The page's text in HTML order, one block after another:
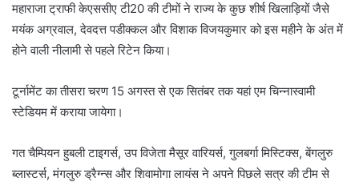
महाराजा ट्राफी केएससीए टी20 की टीमों ने राज्य के कुछ शीर्ष खिलाड़ियों जैसे
मयंक अग्रवाल, देवदत्त पडीक्कल और विशाक विजयकुमार को इस महीने के अंत में
होने वाली नीलामी से पहले रिटेन किया।
टूर्नामेंट का तीसरा चरण 15 अगस्त से एक सितंबर तक यहां एम चिन्नास्वामी
स्टेडियम में कराया जायेगा।
गत चैम्पियन हुबली टाइगर्स, उप विजेता मैसूर वारियर्स, गुलबर्गा मिस्टिक्स, बेंगलुरु
ब्लास्टर्स, मंगलुरु ड्रैग्न्स और शिवामोगा लायंस ने अपने पिछले सत्र की टीम से